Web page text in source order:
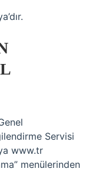
Servisi
www.tr
menülerinden